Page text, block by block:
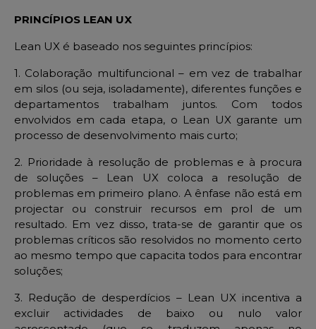
PRINCÍPIOS LEAN UX
Lean UX é baseado nos seguintes princípios:
1. Colaboração multifuncional – em vez de trabalhar
em silos (ou seja, isoladamente), diferentes funções e
departamentos trabalham juntos. Com todos
envolvidos em cada etapa, o Lean UX garante um
processo de desenvolvimento mais curto;
2. Prioridade à resolução de problemas e à procura
de soluções – Lean UX coloca a resolução de
problemas em primeiro plano. A ênfase não está em
projectar ou construir recursos em prol de um
resultado. Em vez disso, trata-se de garantir que os
problemas críticos são resolvidos no momento certo
ao mesmo tempo que capacita todos para encontrar
soluções;
3. Redução de desperdícios – Lean UX incentiva a
excluir actividades de baixo ou nulo valor